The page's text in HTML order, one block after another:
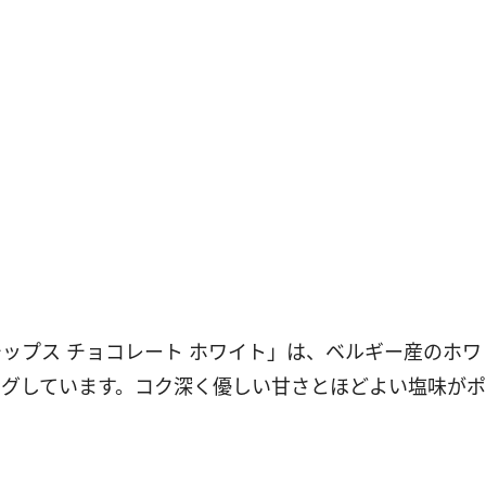
プス チョコレート ホワイト」は、ベルギー産のホワ
しています。コク深く優しい甘さとほどよい塩味がポ